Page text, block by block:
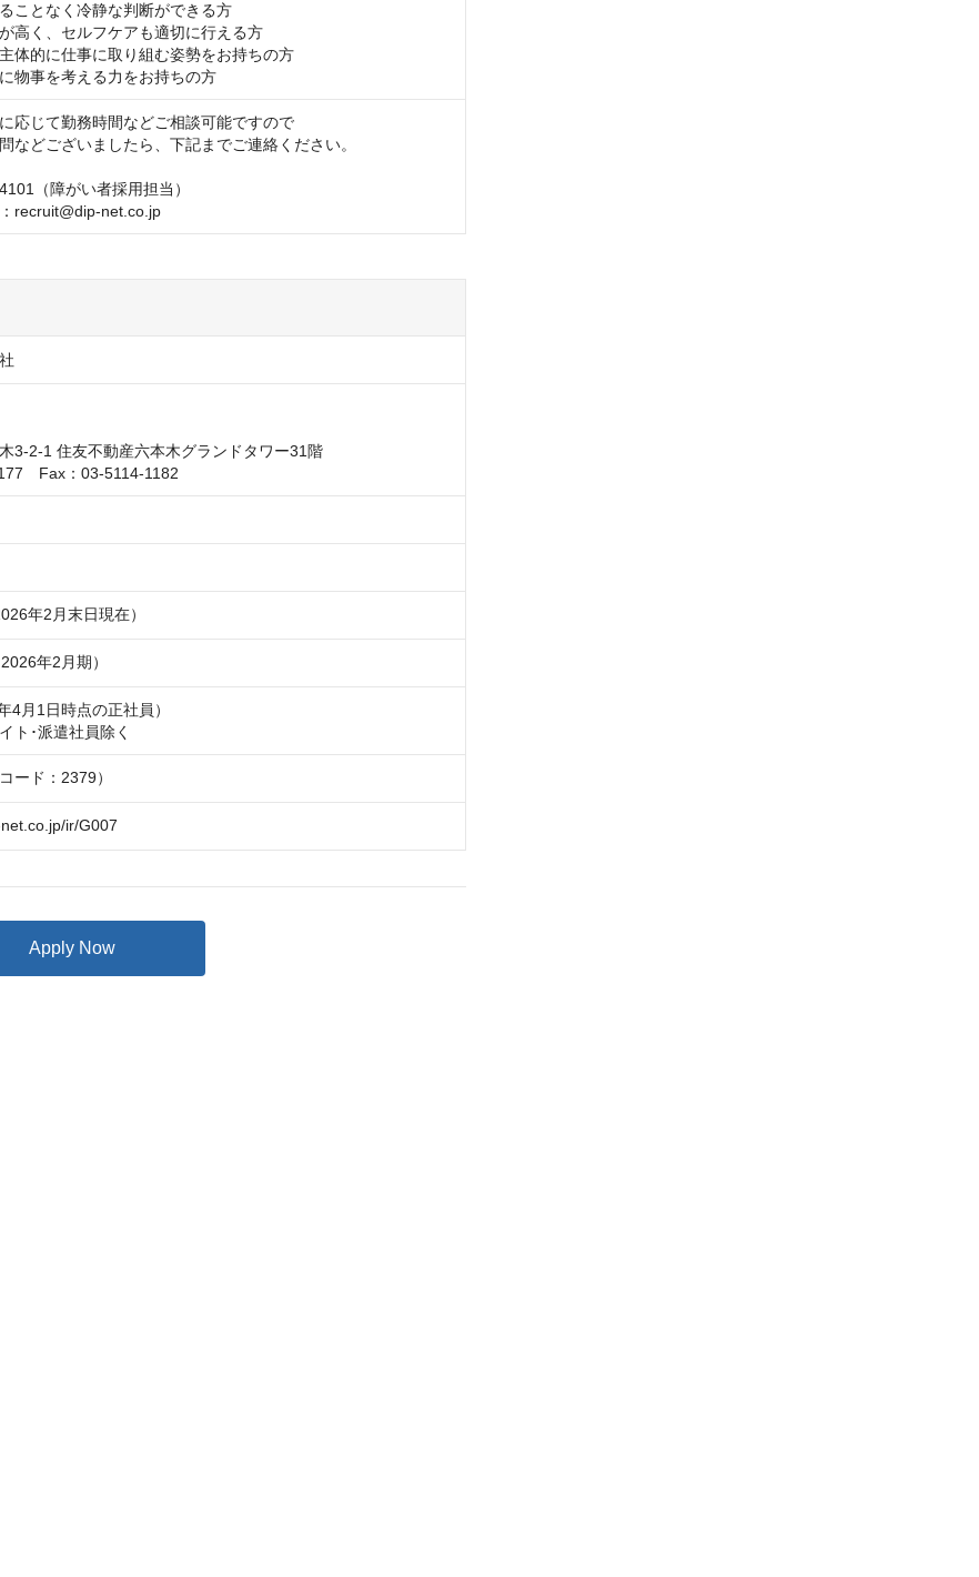
ことなく冷静な判断ができる方
高く、セルフケアも適切に行える方
体的に仕事に取り組む姿勢をお持ちの方
物事を考える力をお持ちの方
応じて勤務時間などご相談可能ですので
などございましたら、下記までご連絡ください。
（障がい者採用担当）
recruit@dip-net.co.jp
3-2-1 住友不動産六本木グランドタワー31階
　Fax：03-5114-1182
年2月末日現在）
年2月期）
4月1日時点の正社員）
ト･派遣社員除く
ード：2379）
ir/G007
Apply Now